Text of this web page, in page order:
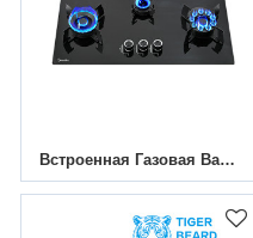
Встроенная Газовая Варочная Панель С Откидной Горелкой GS403